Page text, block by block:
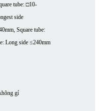
tube: □10-
side
Square tube:
Long side ≤240mm
gỉ